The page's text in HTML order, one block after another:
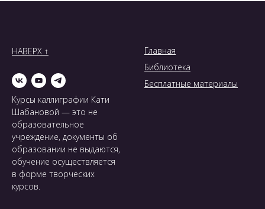
НАВЕРХ ↑
Курсы каллиграфии Кати
Шабановой — это не
образовательное
учреждение, документы об
образовании не выдаются,
обучение осуществляется
в форме творческих
курсов.
Главная
Библиотека
Бесплатные материалы